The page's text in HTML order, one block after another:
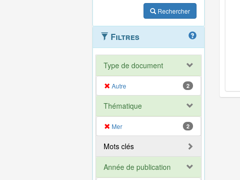
Rechercher
Filtres
Type de document
Autre 2
Thématique
Mer 2
Mots clés
Année de publication